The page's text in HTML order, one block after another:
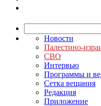
Новости
Палестино-
СВО
Интервью
Программы и
Сетка вещания
Редакция
Приложение